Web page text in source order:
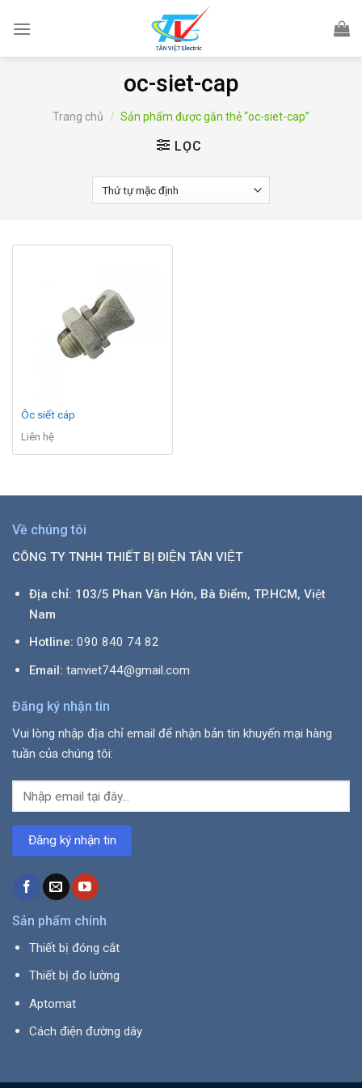
oc-siet-cap
Trang chủ / Sản phẩm được gắn thẻ “oc-siet-cap”
LỌC
Ôc siết cáp
Liên hệ
Về chúng tôi
CÔNG TY TNHH THIẾT BỊ ĐIỆN TÂN VIỆT
Địa chỉ: 103/5 Phan Văn Hớn, Bà Điểm, TP.HCM, Việt
Nam
Hotline: 090 840 74 82
Email: tanviet744@gmail.com
Đăng ký nhận tin
Vui lòng nhập địa chỉ email để nhận bản tin khuyến mại hàng
tuần của chúng tôi:
Sản phẩm chính
Thiết bị đóng cắt
Thiết bị đo lường
Aptomat
Cách điện đường dây